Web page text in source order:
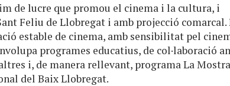
de lucre que promou el cinema i la cultura, i
Feliu de Llobregat i amb projecció comarcal.
estable de cinema, amb sensibilitat pel
programes educatius, de col·laboració
i, de manera rellevant, programa La
del Baix Llobregat.